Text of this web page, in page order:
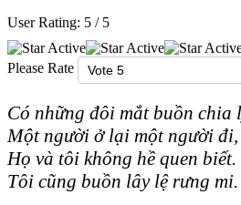
User Rating: 5 / 5
Please Rate
Có những đôi mắt buồn chia
Một người ở lại một người đi,
Họ và tôi không hề quen biết.
Tôi cũng buồn lây lệ rưng mi.